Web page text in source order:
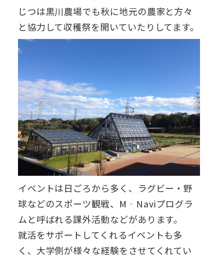
じつは黒川農場でも秋に地元の農家と方々
と協力して収穫祭を開いていたりしてます。
イベントは日ごろから多く、ラグビー・野
球などのスポーツ観戦、M‐Naviプログラ
ムと呼ばれる課外活動などがあります。
就活をサポートしてくれるイベントも多
く、大学側が様々な経験をさせてくれてい